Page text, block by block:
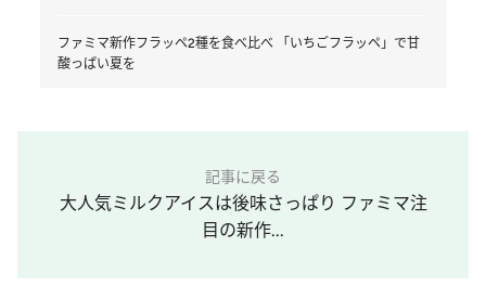
ファミマ新作フラッペ2種を食べ比べ 「いちごフラッペ」で甘
酸っぱい夏を
記事に戻る
大人気ミルクアイスは後味さっぱり ファミマ注
目の新作...